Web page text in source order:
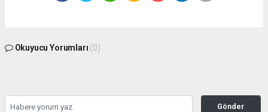
Okuyucu Yorumları (0)
Gönder